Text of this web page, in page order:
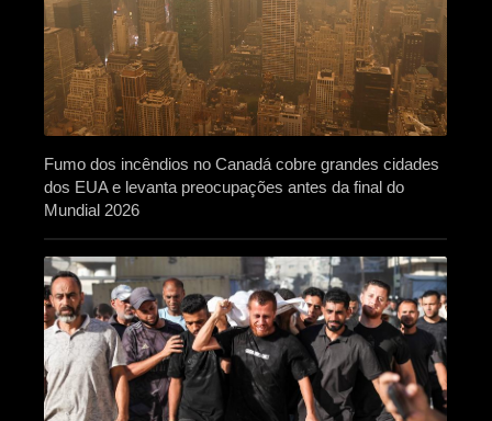
Fumo dos incêndios no Canadá cobre grandes cidades
dos EUA e levanta preocupações antes da final do
Mundial 2026